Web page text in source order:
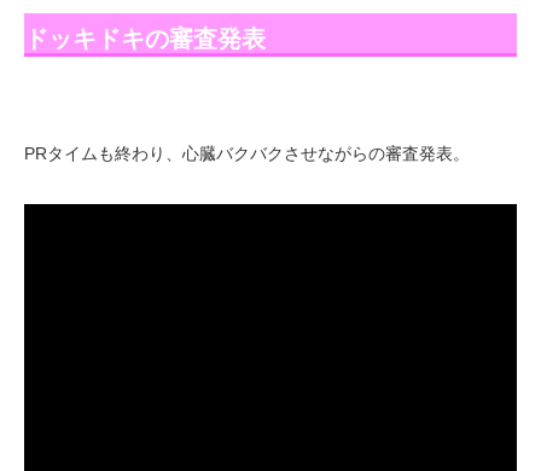
ドッキドキの審査発表
PRタイムも終わり、心臓バクバクさせながらの審査発表。